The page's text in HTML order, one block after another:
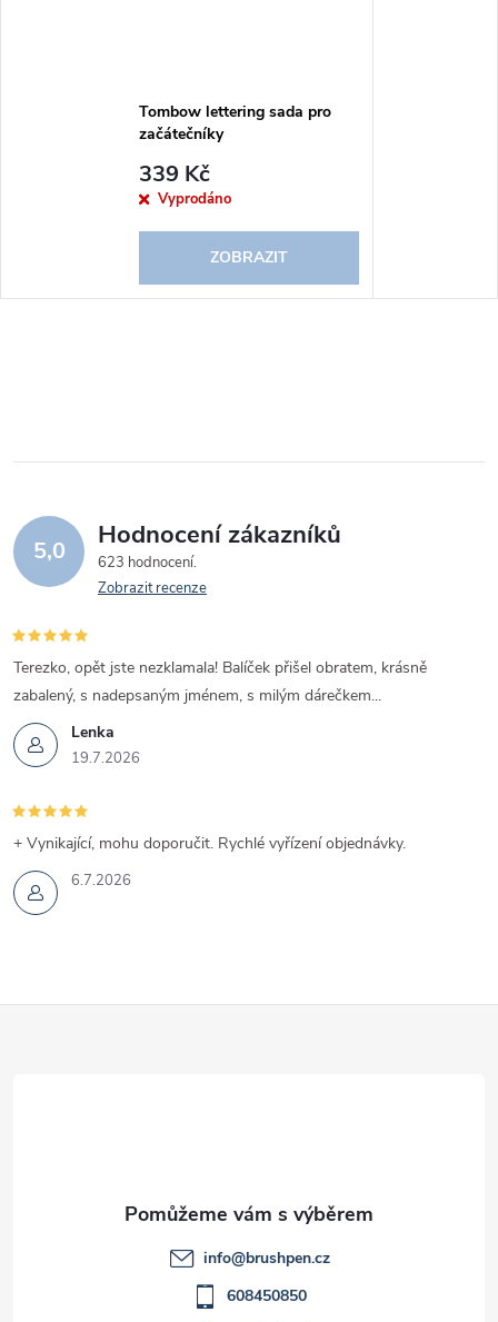
Tombow lettering sada pro
začátečníky
339 Kč
Vyprodáno
ZOBRAZIT
5,0 Hodnocení zákazníků
623 hodnocení
Zobrazit recenze
Lenka
19.7.2026
Terezko, opět jste nezklamala! Balíček přišel obratem, krásně
zabalený, s nadepsaným jménem, s milým dárečkem...
6.7.2026
+ Vynikající, mohu doporučit. Rychlé vyřízení objednávky.
info@brushpen.cz
608450850